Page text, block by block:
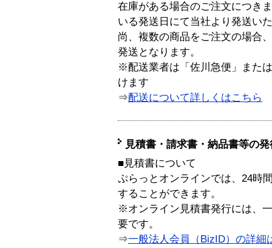
在庫がある場合のご注文につき
いる発送日にて当社より発送い
尚、複数の商品をご注文の場合
発送となります。
※配送業者は「佐川急便」また
けます
⇒配送について詳しくはこちら
見積書・請求書・納品書等の
■見積書について
ぷらっとオンラインでは、24時
することができます。
※オンライン見積書発行には、
要です。
⇒一般法人会員（BizID）の詳細